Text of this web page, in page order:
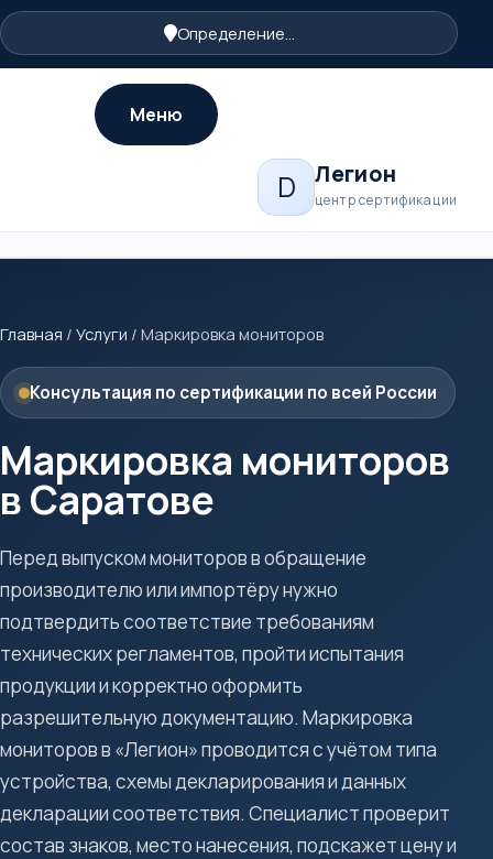
Определение...
D Легион
центр сертификации
Меню
Главная / Услуги / Маркировка мониторов
Консультация по сертификации по всей России
Маркировка мониторов
в Саратове
Перед выпуском мониторов в обращение
производителю или импортёру нужно
подтвердить соответствие требованиям
технических регламентов, пройти испытания
продукции и корректно оформить
разрешительную документацию. Маркировка
мониторов в «Легион» проводится с учётом типа
устройства, схемы декларирования и данных
декларации соответствия. Специалист проверит
состав знаков, место нанесения, подскажет цену и